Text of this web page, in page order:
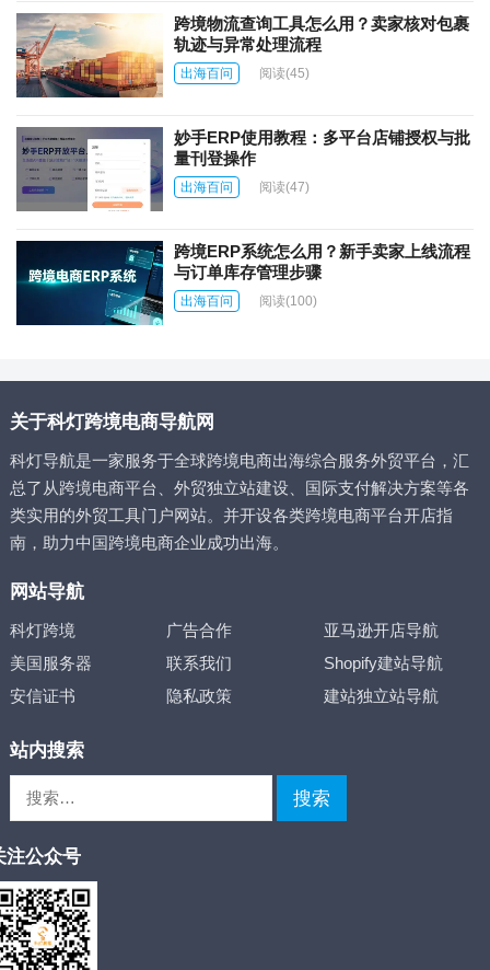
跨境物流查询工具怎么用？卖家核对包裹
轨迹与异常处理流程
出海百问 阅读(45)
妙手ERP使用教程：多平台店铺授权与批
量刊登操作
出海百问 阅读(47)
跨境ERP系统怎么用？新手卖家上线流程
与订单库存管理步骤
出海百问 阅读(100)
关于科灯跨境电商导航网
科灯导航是一家服务于全球跨境电商出海综合服务外贸平台，汇
总了从跨境电商平台、外贸独立站建设、国际支付解决方案等各
类实用的外贸工具门户网站。并开设各类跨境电商平台开店指
南，助力中国跨境电商企业成功出海。
网站导航
科灯跨境 广告合作
亚马逊开店导航
美国服务器
联系我们
Shopify建站导航
安信证书
隐私政策 建站独立站导航
站内搜索
注公众号